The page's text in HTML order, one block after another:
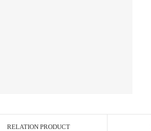
RELATION PRODUCT